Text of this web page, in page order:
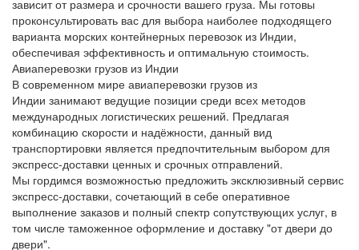
зависит от размера и срочности вашего груза. Мы готовы
проконсультировать вас для выбора наиболее подходящего
варианта морских контейнерных перевозок из Индии,
обеспечивая эффективность и оптимальную стоимость.
Авиаперевозки грузов из Индии
В современном мире авиаперевозки грузов из
Индии занимают ведущие позиции среди всех методов
международных логистических решений. Предлагая
комбинацию скорости и надёжности, данный вид
транспортировки является предпочтительным выбором для
экспресс-доставки ценных и срочных отправлений.
Мы гордимся возможностью предложить эксклюзивный сервис
экспресс-доставки, сочетающий в себе оперативное
выполнение заказов и полный спектр сопутствующих услуг, в
том числе таможенное оформление и доставку "от двери до
двери".